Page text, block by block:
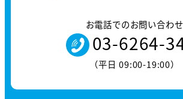
お電話でのお問い合わせ
03-6264-
（平日 09:00-19:00）